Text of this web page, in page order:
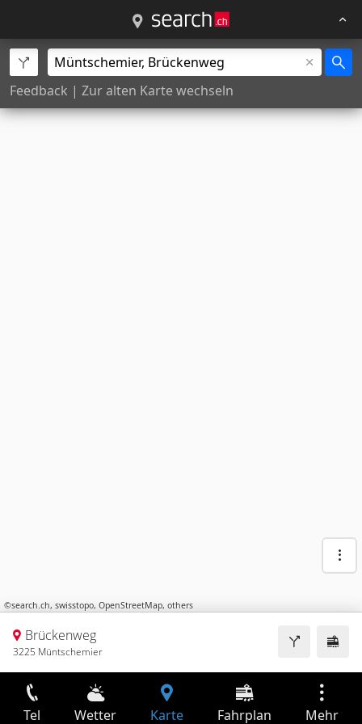
Feedback | Zur alten Karte wechseln
©search.ch, swisstopo, OpenStreetMap, others
Brückenweg
3225 Müntschemier
Tel Wetter Karte Fahrplan Mehr